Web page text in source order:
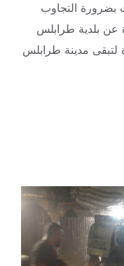
بضرورة التجاوب
عن بلدية طرابلس
لتبقى مدينة طرابلس